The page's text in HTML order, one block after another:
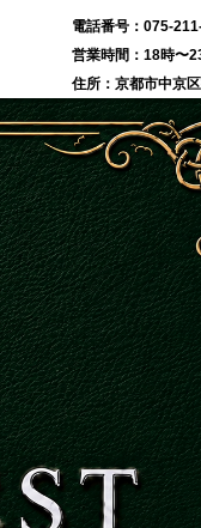
075-
18時〜
京都市中京